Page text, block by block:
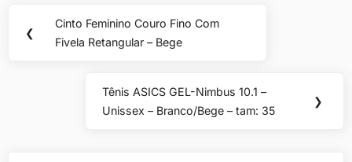
Navegação
de❮
Previous
Post:
Cinto Feminino Couro Fino Com
Fivela Retangular – Bege
Next
Post:
Tênis ASICS GEL-Nimbus 10.1 –
Unissex – Branco/Bege – tam: 35
❯